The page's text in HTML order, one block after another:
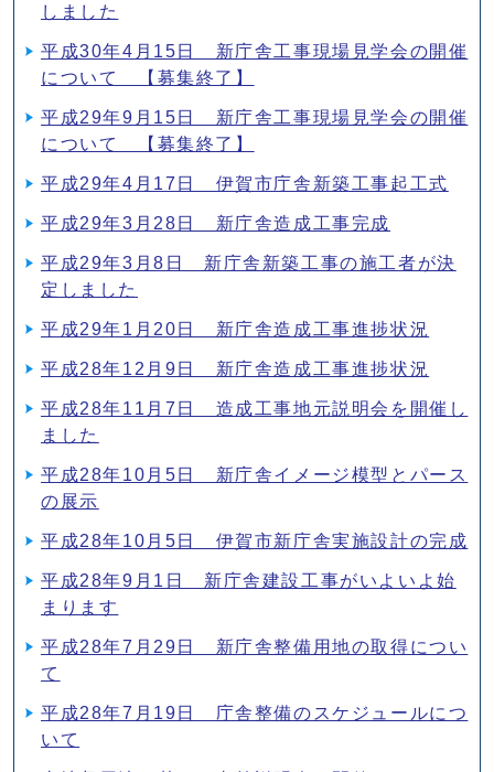
しました
平成30年4月15日 新庁舎工事現場見学会の開催
について 【募集終了】
平成29年9月15日 新庁舎工事現場見学会の開催
について 【募集終了】
平成29年4月17日 伊賀市庁舎新築工事起工式
平成29年3月28日 新庁舎造成工事完成
平成29年3月8日 新庁舎新築工事の施工者が決
定しました
平成29年1月20日 新庁舎造成工事進捗状況
平成28年12月9日 新庁舎造成工事進捗状況
平成28年11月7日 造成工事地元説明会を開催し
ました
平成28年10月5日 新庁舎イメージ模型とパース
の展示
平成28年10月5日 伊賀市新庁舎実施設計の完成
平成28年9月1日 新庁舎建設工事がいよいよ始
まります
平成28年7月29日 新庁舎整備用地の取得につい
て
平成28年7月19日 庁舎整備のスケジュールにつ
いて